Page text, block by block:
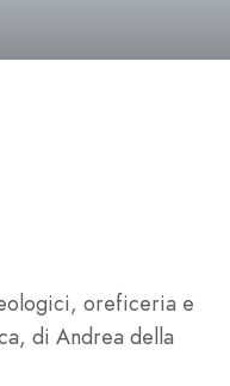
oreficeria e
di Andrea della